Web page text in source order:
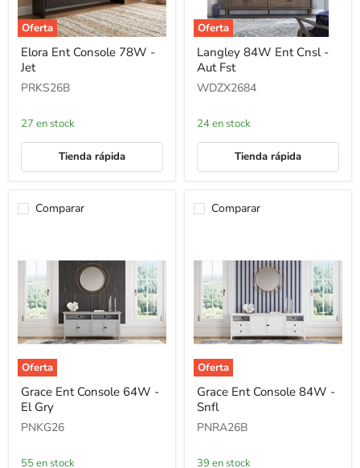
Oferta
Elora
Ent
Console
78W
Elora Ent Console 78W -
Jet
PRKS26B
27 en stock
Tienda rápida
Oferta
Langley
84W
Ent
Cnsl
Fst
Langley 84W Ent Cnsl -
Aut Fst
WDZX2684
24 en stock
Tienda rápida
Comparar
Oferta
Grace
Ent
Console
64W
Gry
Grace Ent Console 64W -
El Gry
PNKG26
55 en stock
Comparar
Oferta
Grace
Ent
Console
84W
Grace Ent Console 84W -
Snfl
PNRA26B
39 en stock